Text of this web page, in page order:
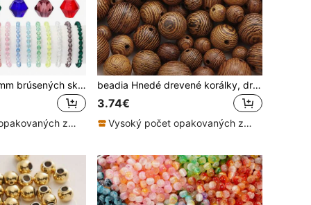
Sada 2400 ks 4 mm brúsených sklenených korálkov, umelé krištáľové rezané korálky, slzavé a guľaté korálky, AB farba, medzieračky, na výrobu šperkov, náramkov, prsteňov, náhrdelníkov, DIY, 15/24 farieb
Vysoký počet opakovaných zákazníkov
beadia Hnedé drevené korálky, drevené dištančné korálky, na výrobu náramkov, náhrdelníkov, šperkov
3.74€
Vysoký počet opakovaných zákazníkov